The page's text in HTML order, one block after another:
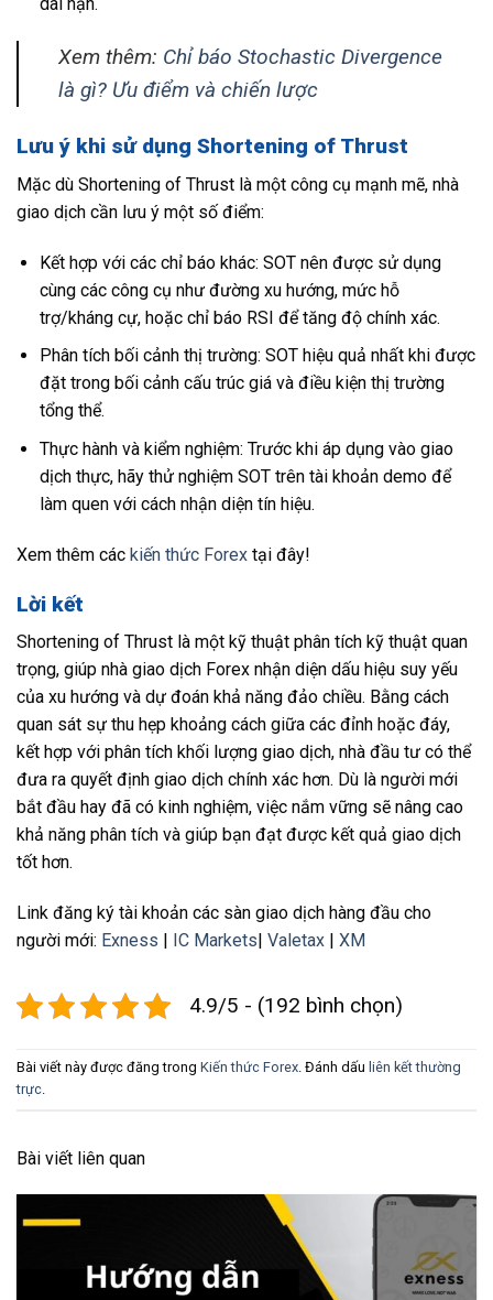
Xem thêm: Chỉ báo Stochastic Divergence
là gì? Ưu điểm và chiến lược
Lưu ý khi sử dụng Shortening of Thrust
Mặc dù Shortening of Thrust là một công cụ mạnh mẽ, nhà
giao dịch cần lưu ý một số điểm:
Kết hợp với các chỉ báo khác: SOT nên được sử dụng
cùng các công cụ như đường xu hướng, mức hỗ
trợ/kháng cự, hoặc chỉ báo RSI để tăng độ chính xác.
Phân tích bối cảnh thị trường: SOT hiệu quả nhất khi được
đặt trong bối cảnh cấu trúc giá và điều kiện thị trường
tổng thể.
Thực hành và kiểm nghiệm: Trước khi áp dụng vào giao
dịch thực, hãy thử nghiệm SOT trên tài khoản demo để
làm quen với cách nhận diện tín hiệu.
Xem thêm các kiến thức Forex tại đây!
Lời kết
Shortening of Thrust là một kỹ thuật phân tích kỹ thuật quan
trọng, giúp nhà giao dịch Forex nhận diện dấu hiệu suy yếu
của xu hướng và dự đoán khả năng đảo chiều. Bằng cách
quan sát sự thu hẹp khoảng cách giữa các đỉnh hoặc đáy,
kết hợp với phân tích khối lượng giao dịch, nhà đầu tư có thể
đưa ra quyết định giao dịch chính xác hơn. Dù là người mới
bắt đầu hay đã có kinh nghiệm, việc nắm vững sẽ nâng cao
khả năng phân tích và giúp bạn đạt được kết quả giao dịch
tốt hơn.
Link đăng ký tài khoản các sàn giao dịch hàng đầu cho
người mới: Exness | IC Markets| Valetax | XM
4.9/5 - (192 bình chọn)
Bài viết này được đăng trong Kiến thức Forex. Đánh dấu liên kết thường
trực.
Bài viết liên quan